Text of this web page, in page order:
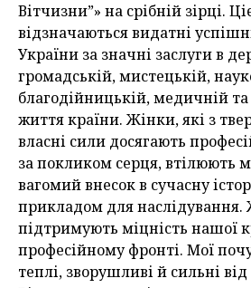
Вітчизни”» на срібній зірці.
відзначаються видатні
України за значні заслуги в
громадській, мистецькій,
благодійницькій, медичній
життя країни. Жінки, які з
власні сили досягають
за покликом серця, втілюють
вагомий внесок в сучасну
прикладом для наслідування.
підтримують міцність нашої
професійному фронті. Мої
теплі, зворушливі й сильні від